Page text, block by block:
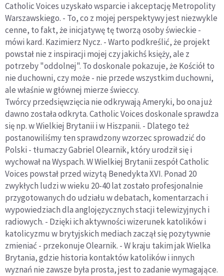
Catholic Voices uzyskało wsparcie i akceptację Metropolity
Warszawskiego. - To, co z mojej perspektywy jest niezwykle
cenne, to fakt, że inicjatywę tę tworzą osoby świeckie -
mówi kard. Kazimierz Nycz. - Warto podkreślić, że projekt
powstał nie z inspiracji mojej czy jakichś księży, ale z
potrzeby "oddolnej". To doskonale pokazuje, że Kościół to
nie duchowni, czy może - nie przede wszystkim duchowni,
ale właśnie w głównej mierze świeccy.
Twórcy przedsięwzięcia nie odkrywają Ameryki, bo ona już
dawno została odkryta. Catholic Voices doskonale sprawdza
się np. w Wielkiej Brytanii i w Hiszpanii. - Dlatego też
postanowiliśmy ten sprawdzony wzorzec sprowadzić do
Polski - tłumaczy Gabriel Olearnik, który urodził się i
wychował na Wyspach. W Wielkiej Brytanii zespół Catholic
Voices powstał przed wizytą Benedykta XVI. Ponad 20
zwykłych ludzi w wieku 20-40 lat zostało profesjonalnie
przygotowanych do udziału w debatach, komentarzach i
wypowiedziach dla anglojęzycznych stacji telewizyjnych i
radiowych. - Dzięki ich aktywności wizerunek katolików i
katolicyzmu w brytyjskich mediach zaczął się pozytywnie
zmieniać - przekonuje Olearnik. - W kraju takim jak Wielka
Brytania, gdzie historia kontaktów katolików i innych
wyznań nie zawsze była prosta, jest to zadanie wymagające.